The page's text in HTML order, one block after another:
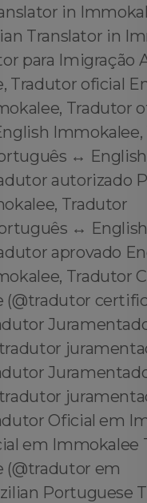
in
Translator in
para Imigração
Tradutor oficial
Tradutor
Immokalee,
↔️ English
autorizado
Tradutor
↔️ English
aprovado
Tradutor
(@tradutor
Oficial em
em Immokalee
(@tradutor em
Portuguese